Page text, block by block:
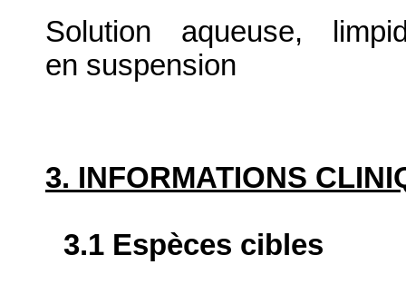
Solution aqueuse,
en suspension
3. INFORMATIONS
3.1 Espèces cibles